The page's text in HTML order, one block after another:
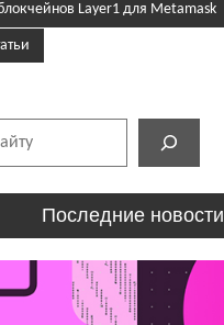
Layer1 для Metamask
Последние новости